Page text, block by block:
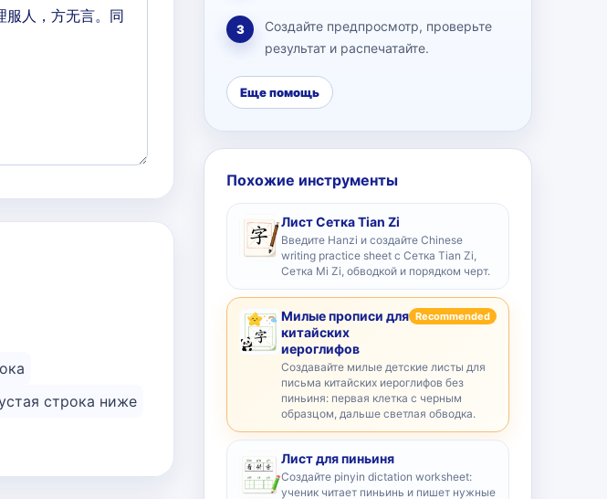
строка ниже
3
Создайте предпросмотр, проверьте
результат и распечатайте.
Еще помощь
Похожие инструменты
Лист Сетка Tian Zi
Введите Hanzi и создайте Chinese
writing practice sheet с Сетка Tian Zi,
Сетка Mi Zi, обводкой и порядком черт.
Милые прописи для
китайских
иероглифов
Recommended
Создавайте милые детские листы для
письма китайских иероглифов без
пиньиня: первая клетка с черным
образцом, дальше светлая обводка.
Лист для пиньиня
Создайте pinyin dictation worksheet:
ученик читает пиньинь и пишет нужные